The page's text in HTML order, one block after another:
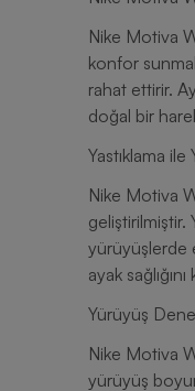
Nike Motiva
konfor
rahat ettirir.
doğal bir
Yastıklama
Nike Motiva
geliştirilmiştir.
yürüyüşlerde
ayak
Yürüyüş
Nike Motiva
yürüyüş